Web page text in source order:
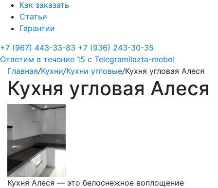
Как заказать
Статьи
Гарантии
+7 (967) 443-33-83 +7 (936) 243-30-35
Ответим в течение 15 с Telegramilazta-mebel
Главная/Кухни/Кухни угловые/Кухня угловая Алеся
Кухня угловая Алеся
Кухня Алеся — это белоснежное воплощение